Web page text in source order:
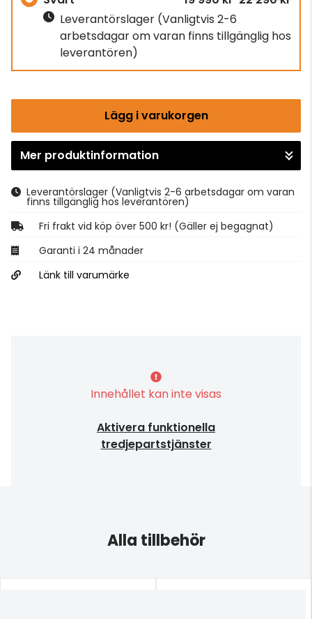
Leverantörslager (Vanligtvis 2-6
arbetsdagar om varan finns tillgänglig hos
leverantören)
Lägg i varukorgen
Gå till kassan
Mer produktinformation
Leverantörslager (Vanligtvis 2-6 arbetsdagar om varan
finns tillgänglig hos leverantören)
Fri frakt vid köp över 500 kr! (Gäller ej begagnat)
Garanti i 24 månader
Länk till varumärke
Innehållet kan inte visas
Aktivera funktionella
tredjepartstjänster
Alla tillbehör